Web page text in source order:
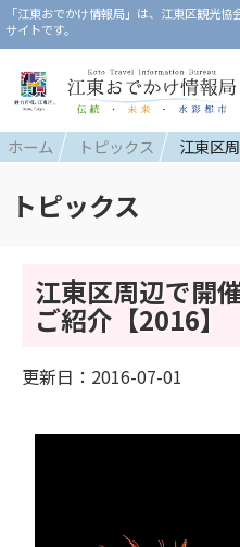
「江東おでかけ情報局」は、江東区観光
サイトです。
ホーム トピックス 江東区
トピックス
江東区周辺で開
ご紹介【2016】
更新日：2016-07-01